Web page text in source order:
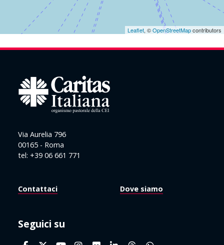
Leaflet, ©OpenStreetMapcontributors
Via Aurelia 796
00165 - Roma
tel: +39 06 661 771
Contattaci Dove siamo
Seguici su